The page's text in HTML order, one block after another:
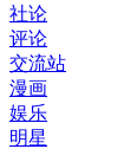
社论
评论
交流站
漫画
娱乐
明星